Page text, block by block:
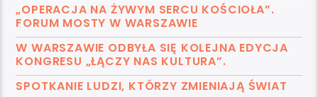
„OPERACJA NA ŻYWYM SERCU KOŚCIOŁA”.
FORUM MOSTY W WARSZAWIE
W WARSZAWIE ODBYŁA SIĘ KOLEJNA EDYCJA
KONGRESU „ŁĄCZY NAS KULTURA”.
SPOTKANIE LUDZI, KTÓRZY ZMIENIAJĄ ŚWIAT